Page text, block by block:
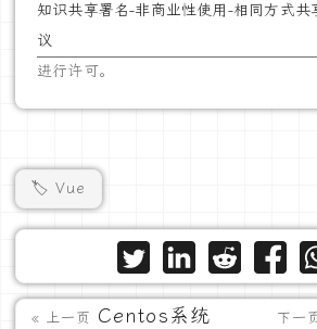
知识共享署名-非商业性使用-相同方式
议
进行许可。
🏷️ Vue
« 上一页 Centos系统
下一